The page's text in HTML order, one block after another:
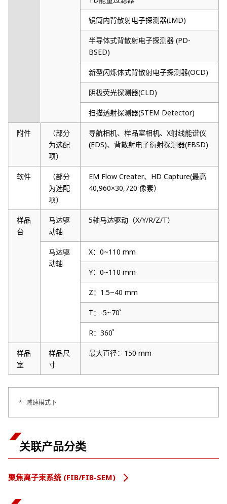
镜筒内背散射电子探测器(IMD)
半导体式背散射电子探测器 (PD-
BSED)
新型闪烁体式背散射电子探测器(OCD)
阴极荧光探测器(CLD)
扫描透射探测器(STEM Detector)
附件
（部分
为选配
项）
导航相机、样品室相机、X射线能谱仪
(EDS)、背散射电子衍射探测器(EBSD)
软件
（部分
为选配
项）
EM Flow Creater、HD Capture(最高
40,960×30,720 像素）
样品
台
马达驱
动轴
5轴马达驱动（X/Y/R/Z/T）
马达驱
动轴
X：0~110 mm
Y：0~110 mm
Z：1.5~40 mm
T：-5~70°
R：360°
样品
室
样品尺
寸
最大直径：150 mm
* 减速模式下
关联产品分类
聚焦离子束系统 (FIB/FIB-SEM)